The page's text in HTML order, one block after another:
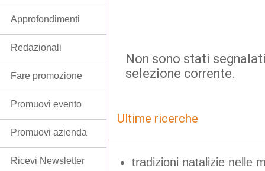
Non sono stati
selezione corrente.
Ultime ricerche
tradizioni natalizie nelle
Approfondimenti
Redazionali
Fare promozione
Promuovi evento
Promuovi azienda
Ricevi Newsletter